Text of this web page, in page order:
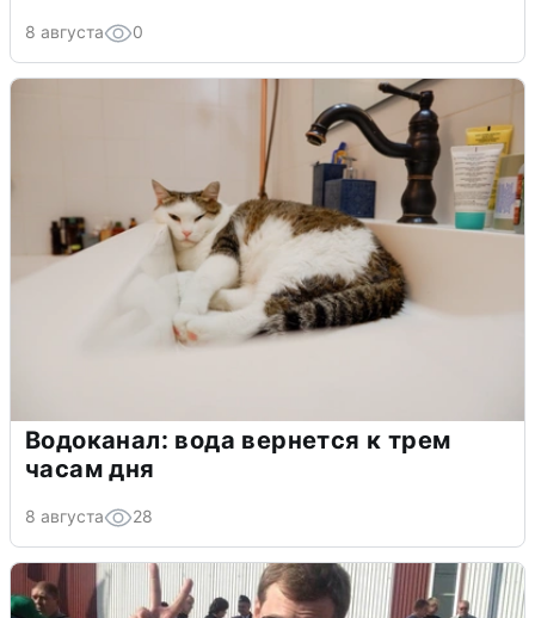
8 августа 0
Водоканал: вода вернется к трем
часам дня
8 августа 28